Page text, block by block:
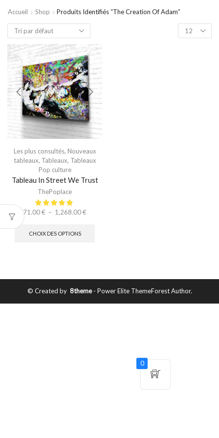
Accueil Shop Produits Identifiés “the Creation Of Adam”
Les plus consultés, Nouveaux
tableaux, Tableaux, Tableaux
Pop culture
Tableau In Street We Trust
ThePoplace
71.00€ – 1,268.00€
CHOIX DES OPTIONS
© Created by 8theme- Power Elite ThemeForest Author.
0